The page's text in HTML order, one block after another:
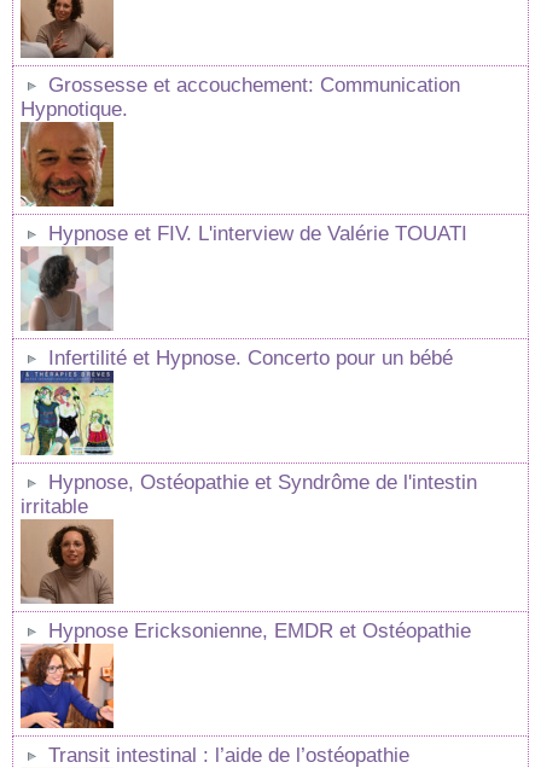
Grossesse et accouchement: Communication
Hypnotique.
Hypnose et FIV. L'interview de Valérie TOUATI
Infertilité et Hypnose. Concerto pour un bébé
Hypnose, Ostéopathie et Syndrôme de l'intestin
irritable
Hypnose Ericksonienne, EMDR et Ostéopathie
Transit intestinal : l’aide de l’ostéopathie